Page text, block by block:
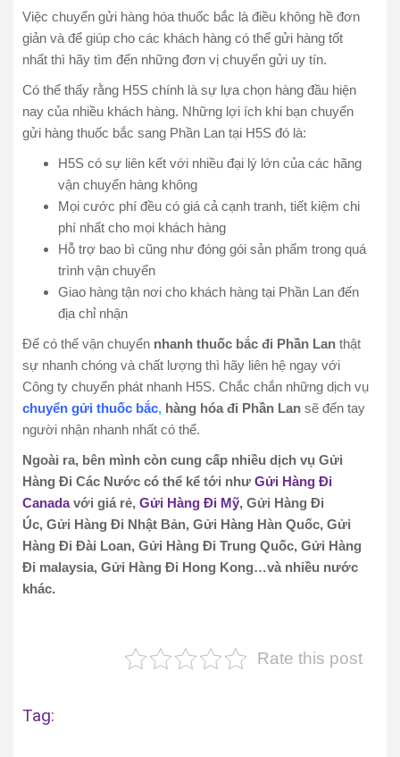
Việc chuyển gửi hàng hóa thuốc bắc là điều không hề đơn
giản và để giúp cho các khách hàng có thể gửi hàng tốt
nhất thì hãy tìm đến những đơn vị chuyển gửi uy tín.
Có thể thấy rằng H5S chính là sự lựa chọn hàng đầu hiện
nay của nhiều khách hàng. Những lợi ích khi bạn chuyển
gửi hàng thuốc bắc sang Phần Lan tại H5S đó là:
H5S có sự liên kết với nhiều đại lý lớn của các hãng
vận chuyển hàng không
Mọi cước phí đều có giá cả cạnh tranh, tiết kiệm chi
phí nhất cho mọi khách hàng
Hỗ trợ bao bì cũng như đóng gói sản phẩm trong quá
trình vận chuyển
Giao hàng tận nơi cho khách hàng tại Phần Lan đến
địa chỉ nhận
Để có thể vận chuyển nhanh thuốc bắc đi Phần Lan thật
sự nhanh chóng và chất lượng thì hãy liên hệ ngay với
Công ty chuyển phát nhanh H5S. Chắc chắn những dịch vụ
chuyển gửi thuốc bắc, hàng hóa đi Phần Lan sẽ đến tay
người nhận nhanh nhất có thể.
Ngoài ra, bên mình còn cung cấp nhiều dịch vụ Gửi
Hàng Đi Các Nước có thể kể tới như Gửi Hàng Đi
Canadavới giá rẻ, Gửi Hàng Đi Mỹ, Gửi Hàng Đi
Úc, Gửi Hàng Đi Nhật Bản, Gửi Hàng Hàn Quốc, Gửi
Hàng Đi Đài Loan, Gửi Hàng Đi Trung Quốc, Gửi Hàng
Đi malaysia, Gửi Hàng Đi Hong Kong…và nhiều nước
khác.
Rate this post
Tag: